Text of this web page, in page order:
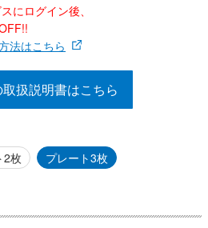
にログイン後、
法はこちら
扱説明書はこちら
2枚 プレート3枚